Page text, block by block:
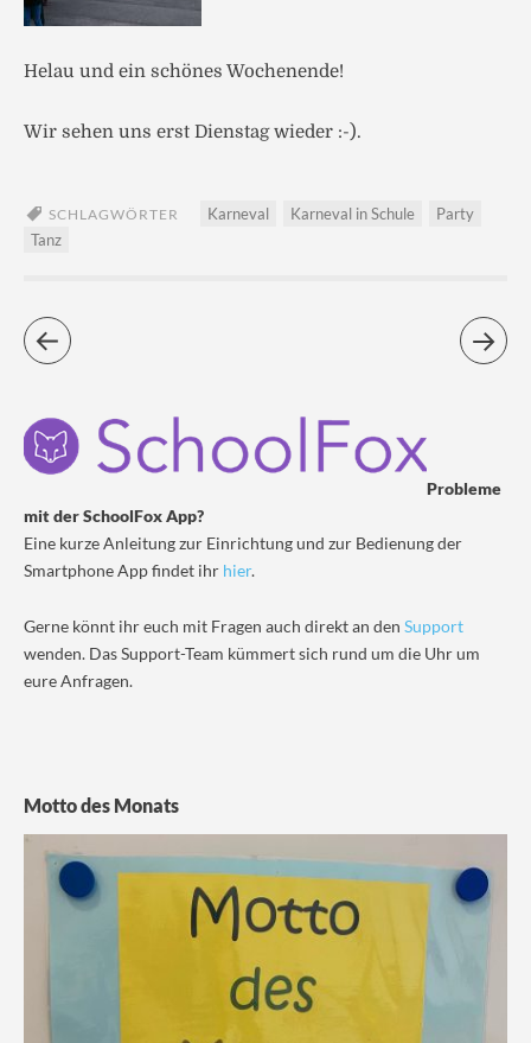
Helau und ein schönes Wochenende!
Wir sehen uns erst Dienstag wieder :-).
SCHLAGWÖRTER Karneval Karneval in Schule
Party
Tanz
Probleme
mit der SchoolFox App?
Eine kurze Anleitung zur Einrichtung und zur Bedienung der
Smartphone App findet ihr hier.
Gerne könnt ihr euch mit Fragen auch direkt an den Support
wenden. Das Support-Team kümmert sich rund um die Uhr um
eure Anfragen.
Motto des Monats